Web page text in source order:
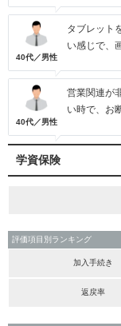
40代／男性
タブレット
い感じで、
40代／男性
営業関連が
い時で、お
学資保険
評価項目別ランキング
加入手続き
返戻率